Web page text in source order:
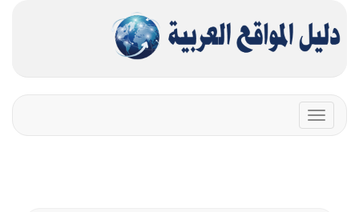
Toggle
navigation